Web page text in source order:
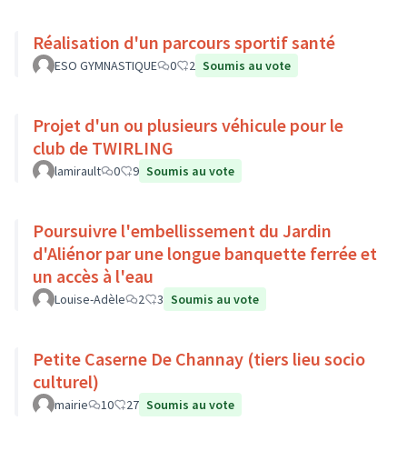
Réalisation d'un parcours sportif santé
ESO GYMNASTIQUE 0 2 Soumis au vote
Projet d'un ou plusieurs véhicule pour le
club de TWIRLING
lamirault 0 9 Soumis au vote
Poursuivre l'embellissement du Jardin
d'Aliénor par une longue banquette ferrée et
un accès à l'eau
Louise-Adèle 2 3 Soumis au vote
Petite Caserne De Channay (tiers lieu socio
culturel)
mairie 10 27 Soumis au vote